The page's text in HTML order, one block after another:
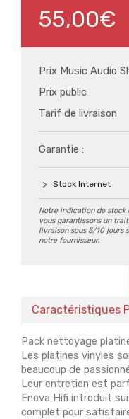
55,00€
Prix Music Audio
Prix public
Tarif de livraison
Garantie :
Stock Internet
Notre indication de stock
vous garantissons un
livraison sous 5/10 jours
notre fournisseur.
Caractéristiques
Pack nettoyage
Les platines vinyles
beaucoup de
Leur entretien est
Enova Hifi introduit
complet pour